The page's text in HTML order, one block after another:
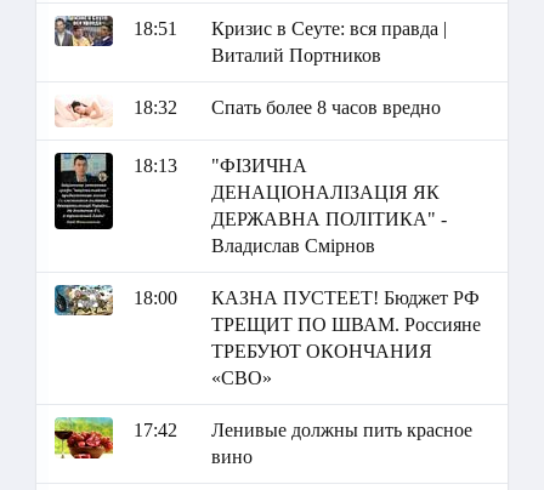
18:51
Кризис в Сеуте: вся правда |
Виталий Портников
18:32 Спать более 8 часов вредно
18:13
"ФІЗИЧНА
ДЕНАЦІОНАЛІЗАЦІЯ ЯК
ДЕРЖАВНА ПОЛІТИКА" -
Владислав Смірнов
18:00
КАЗНА ПУСТЕЕТ! Бюджет РФ
ТРЕЩИТ ПО ШВАМ. Россияне
ТРЕБУЮТ ОКОНЧАНИЯ
«СВО»
17:42
Ленивые должны пить красное
вино